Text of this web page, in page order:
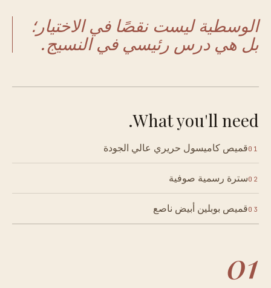
الوسطية ليست نقصًا في الاختيار؛
بل هي درس رئيسي في النسيج.
What you'll need.
01قميص كاميسول حريري عالي الجودة
02سترة رسمية صوفية
03قميص بوبلين أبيض ناصع
01